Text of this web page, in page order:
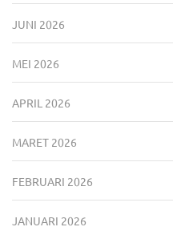
JUNI 2026
MEI 2026
APRIL 2026
MARET 2026
FEBRUARI 2026
JANUARI 2026